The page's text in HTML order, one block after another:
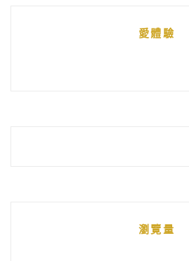
愛體驗
瀏覽量